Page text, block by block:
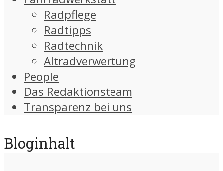
Radpflege
Radtipps
Radtechnik
Altradverwertung
People
Das Redaktionsteam
Transparenz bei uns
Bloginhalt